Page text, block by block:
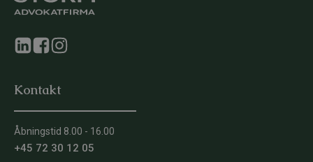
Kontakt
Åbningstid 8.00 - 16.00
+45 72 30 12 05